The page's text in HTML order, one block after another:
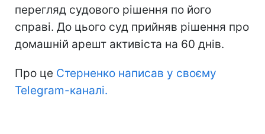
перегляд судового рішення по його
справі. До цього суд прийняв рішення про
домашній арешт активіста на 60 днів.
Про це Стерненко написав у своєму
Telegram-каналі.